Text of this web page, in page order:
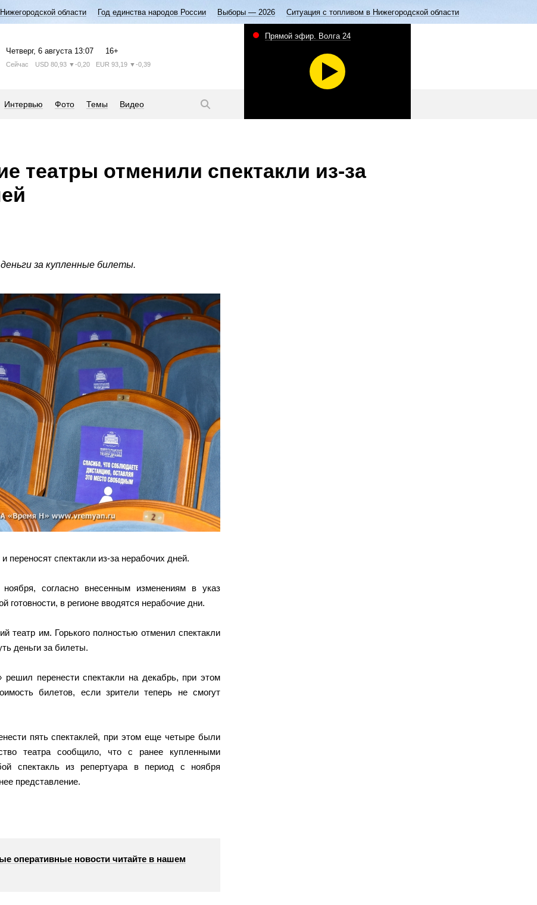
области Год единства народов России Выборы — 2026 Ситуация с топливом в Нижегородской области
Четверг, 6 августа 13:07 16+
Сейчас USD 80,93 ▼-0,20 EUR 93,19 ▼-0,39
Интервью Фото Темы Видео
Прямой эфир. Волга 24
театры отменили спектакли из-за
за купленные билеты.
переносят спектакли из-за нерабочих дней.
согласно внесенным изменениям в указ
готовности, в регионе вводятся нерабочие дни.
театр им. Горького полностью отменил спектакли
деньги за билеты.
решил перенести спектакли на декабрь, при этом
билетов, если зрители теперь не смогут
пять спектаклей, при этом еще четыре были
театра сообщило, что с ранее купленными
спектакль из репертуара в период с ноября
представление.
оперативные новости читайте в нашем